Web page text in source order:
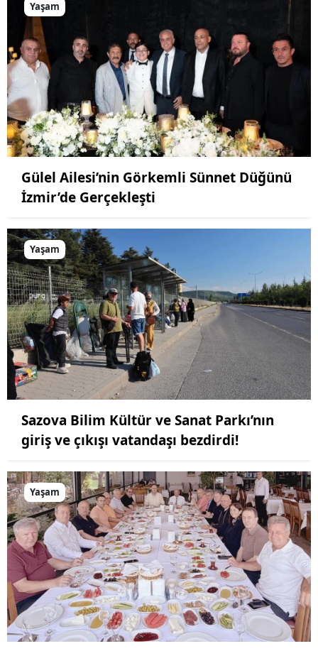
Yaşam
Gülel Ailesi’nin Görkemli Sünnet Düğünü
İzmir’de Gerçekleşti
Yaşam
Sazova Bilim Kültür ve Sanat Parkı’nın
giriş ve çıkışı vatandaşı bezdirdi!
Yaşam